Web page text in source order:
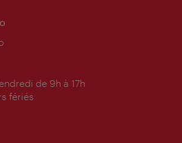
de 9h à 17h
fériés